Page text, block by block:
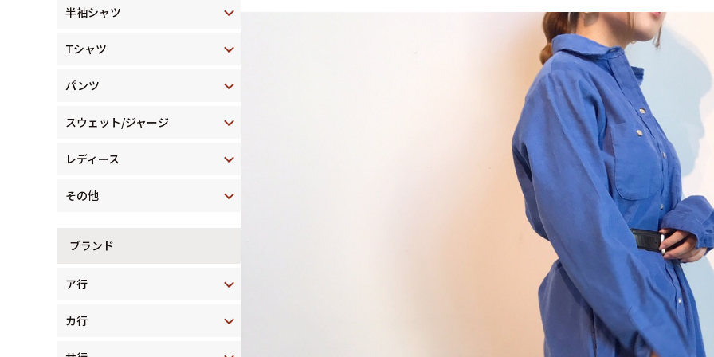
会社概要・店舗一覧
会員登録
メルマガ登録
古着卸売
特定商取引法に基づく
プライバシーポリシー
お問い合わせ
半袖シャツ
Tシャツ
パンツ
スウェット/ジャージ
レディース
その他
ブランド
ア行
カ行